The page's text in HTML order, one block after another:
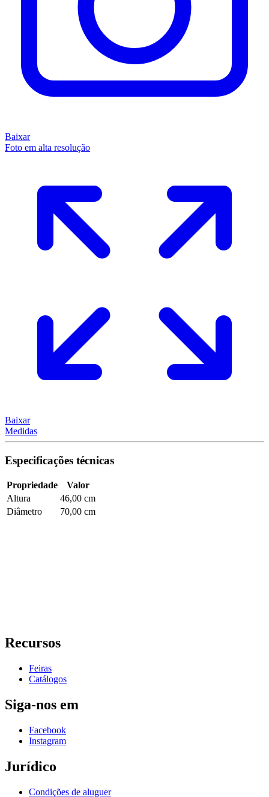
Baixar
Foto em alta resolução
Baixar
Medidas
Especificações técnicas
Propriedade
Valor
Altura
46,00 cm
Diâmetro
70,00 cm
Recursos
Feiras
Catálogos
Siga-nos em
Facebook
Instagram
Jurídico
Condições de aluguer